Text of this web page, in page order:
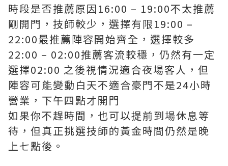
時段是否推薦原因16:00 – 19:00不太推薦
剛開門，技師較少，選擇有限19:00 –
22:00最推薦陣容開始齊全，選擇較多
22:00 – 02:00推薦客流較穩，仍然有一定
選擇02:00 之後視情況適合夜場客人，但
陣容可能變動白天不適合豪門不是24小時
營業，下午四點才開門
如果你不趕時間，也可以提前到場休息等
待，但真正挑選技師的黃金時間仍然是晚
上七點後。